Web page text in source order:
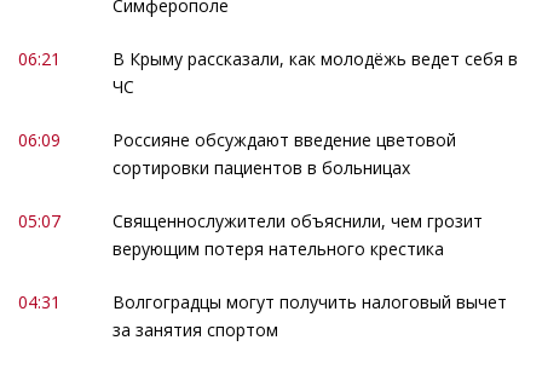
Симферополе
06:21
В Крыму рассказали, как молодёжь ведет себя в
ЧС
06:09
Россияне обсуждают введение цветовой
сортировки пациентов в больницах
05:07
Священнослужители объяснили, чем грозит
верующим потеря нательного крестика
04:31
Волгоградцы могут получить налоговый вычет
за занятия спортом